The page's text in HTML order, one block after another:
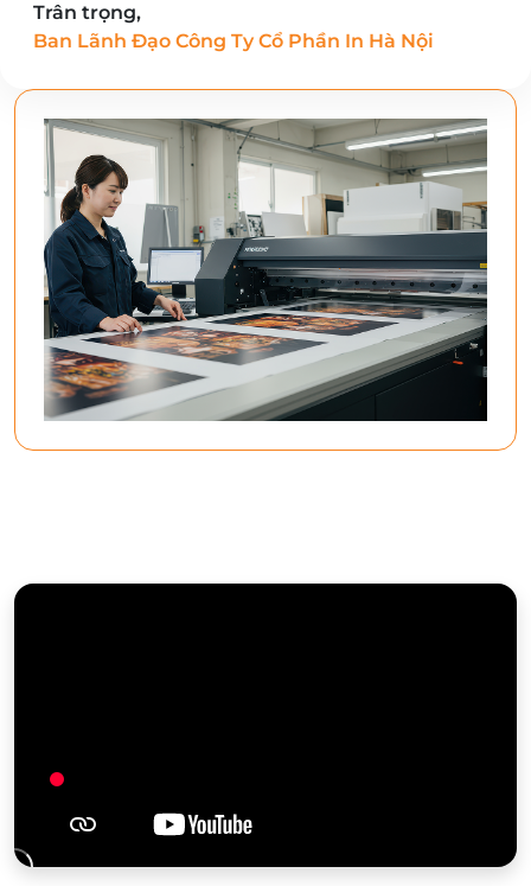
Trân trọng,
Ban Lãnh Đạo Công Ty Cổ Phần In Hà Nội